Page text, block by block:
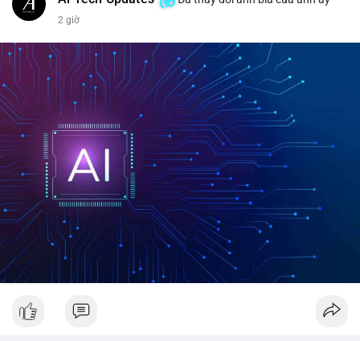
2 giờ